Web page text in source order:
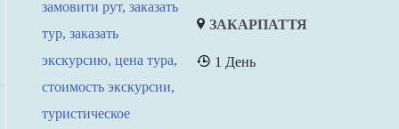
ЗАКАРПАТТЯ
1 День